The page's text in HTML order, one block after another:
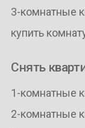
3-комнатные
купить
Снять
1-комнатные
2-комнатные